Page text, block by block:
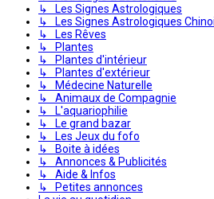
↳ Les Signes Astrologiques
↳ Les Signes Astrologiques
↳ Les Rêves
↳ Plantes
↳ Plantes d'intérieur
↳ Plantes d'extérieur
↳ Médecine Naturelle
↳ Animaux de Compagnie
↳ L'aquariophilie
↳ Le grand bazar
↳ Les Jeux du fofo
↳ Boite à idées
↳ Annonces & Publicités
↳ Aide & Infos
↳ Petites annonces